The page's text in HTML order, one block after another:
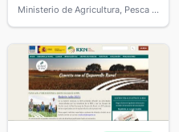
Ministerio de Agricultura, Pesca y Alimentación